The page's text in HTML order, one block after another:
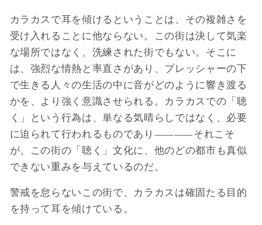
カラカスで耳を傾けるということは、その複雑さを
受け入れることに他ならない。この街は決して気楽
な場所ではなく、洗練された街でもない。そこに
は、強烈な情熱と率直さがあり、プレッシャーの下
で生きる人々の生活の中に音がどのように響き渡る
かを、より強く意識させられる。カラカスでの「聴
く」という行為は、単なる気晴らしではなく、必要
に迫られて行われるものであり――それこそ
が、この街の「聴く」文化に、他のどの都市も真似
できない重みを与えているのだ。
警戒を怠らないこの街で、カラカスは確固たる目的
を持って耳を傾けている。